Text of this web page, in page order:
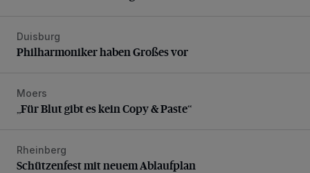
Philharmoniker haben Großes vor
Duisburg
Philharmoniker haben Großes vor
„Für Blut gibt es kein Copy & Paste“
Moers
„Für Blut gibt es kein Copy & Paste“
Schützenfest mit neuem Ablaufplan
Rheinberg
Schützenfest mit neuem Ablaufplan